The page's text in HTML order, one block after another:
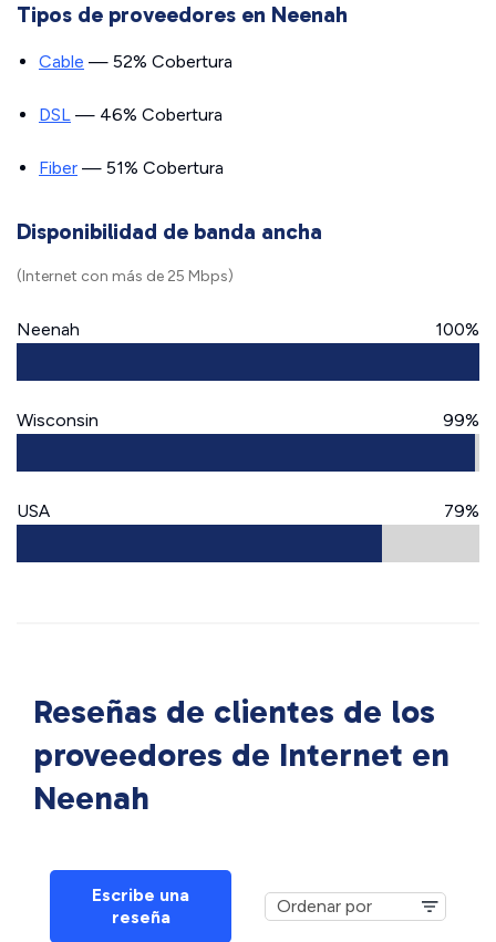
Tipos de proveedores en Neenah
Cable — 52% Cobertura
DSL — 46% Cobertura
Fiber — 51% Cobertura
Disponibilidad de banda ancha
(Internet con más de 25 Mbps)
Neenah 100%
Wisconsin 99%
USA 79%
Reseñas de clientes de los
proveedores de Internet en
Neenah
Escribe una
reseña